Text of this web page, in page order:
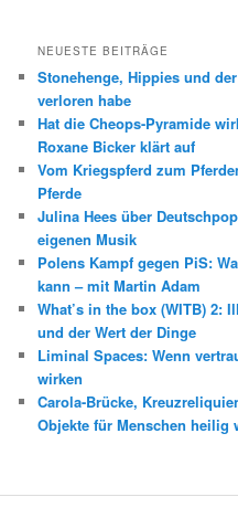
NEUESTE BEITRÄGE
Stonehenge, Hippies und
verloren habe
Hat die Cheops-Pyramide
Roxane Bicker klärt auf
Vom Kriegspferd zum
Pferde
Julina Hees über
eigenen Musik
Polens Kampf gegen PiS:
kann – mit Martin Adam
What’s in the box (WITB) 2:
und der Wert der Dinge
Liminal Spaces: Wenn
wirken
Carola-Brücke,
Objekte für Menschen heilig